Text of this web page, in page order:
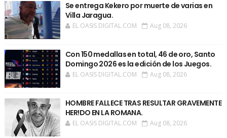
Se entrega Kekero por muerte de varias en
Villa Jaragua.
EL OASIS DIGITAL.COM Aug 08, 2026
Con 150 medallas en total, 46 de oro, Santo
Domingo 2026 es la edición de los Juegos.
EL OASIS DIGITAL.COM Aug 08, 2026
HOMBRE FALLECE TRAS RESULTAR GRAVEMENTE
HER!DO EN LA ROMANA.
EL OASIS DIGITAL.COM Aug 08, 2026